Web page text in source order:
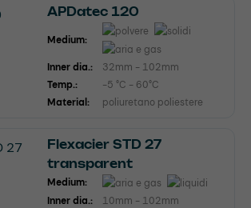
APDatec 120
Medium:
Inner dia.:
32mm - 102mm
Temp.:
-5 °C - 60°C
Material:
poliuretano poliestere
Flexacier STD 27
transparent
Medium:
Inner dia.:
10mm - 102mm